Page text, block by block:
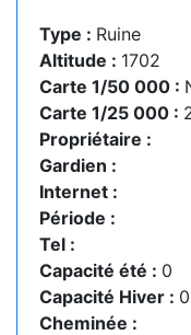
Type : Ruine
Altitude : 1702
Carte 1/50 000 :
Carte 1/25 000 :
Propriétaire :
Gardien :
Internet :
Période :
Tel :
Capacité été : 0
Capacité Hiver : 0
Cheminée :